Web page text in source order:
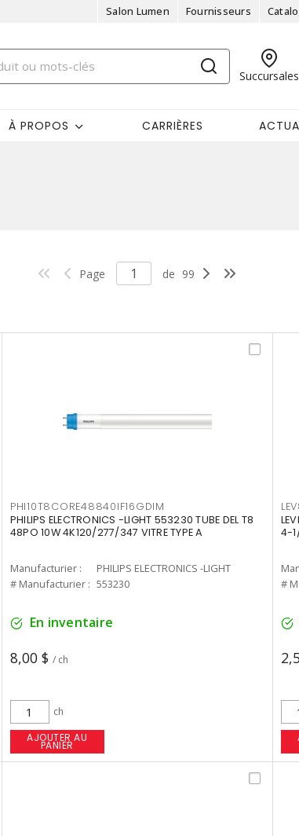
Salon Lumen Fournisseurs
Succursales
À PROPOS CARRIÈRES
Page de 99
PHI10T8CORE48840IF16GDIM
PHILIPS ELECTRONICS -LIGHT 553230 TUBE DEL T8
48PO 10W 4K120/277/347 VITRE TYPE A
Manufacturier :
PHILIPS ELECTRONICS -LIGHT
# Manufacturier : 553230
En inventaire
8,00 $ / ch
ch
AJOUTER AU
PANIER
4-
#